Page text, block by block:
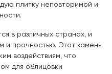
плитку неповторимой и
в различных странах, и
и прочностью. Этот камень
воздействиям, что
для облицовки